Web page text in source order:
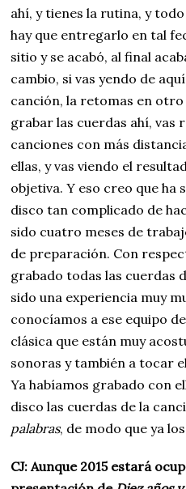
ahí, y tienes la rutina, y
hay que entregarlo en tal
sitio y se acabó, al final
cambio, si vas yendo de
canción, la retomas en
grabar las cuerdas ahí, vas
canciones con más
ellas, y vas viendo el
objetiva. Y eso creo que ha
disco tan complicado de
sido cuatro meses de
de preparación. Con
grabado todas las cuerdas
sido una experiencia muy
conocíamos a ese equipo
clásica que están muy
sonoras y también a tocar
Ya habíamos grabado con
disco las cuerdas de la
palabras, de modo que ya
CJ: Aunque 2015 estará